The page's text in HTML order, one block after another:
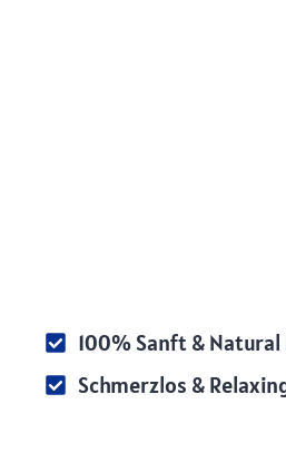
100% Sanft &
Schmerzlos &